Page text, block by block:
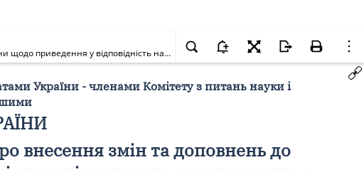
Про повернення на доопрацювання проекту Закону України про внесення змін та доповнень до деяких законодавчих актів України щодо приведення у відповідність національного законодавства з питань охорони прав на винаходи та корисні моделі до міжнародних стандартів